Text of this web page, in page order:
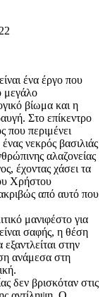
ένα έργο που
μεγάλο
βίωμα και η
Στο επίκεντρο
που περιμένει
νεκρός βασιλιάς
αλαζονείας
έχοντας χάσει τα
Χρήστου
από αυτό που
μανιφέστο για
σαφής, η θέση
στην
ανάμεσα στη
βρισκόταν στις